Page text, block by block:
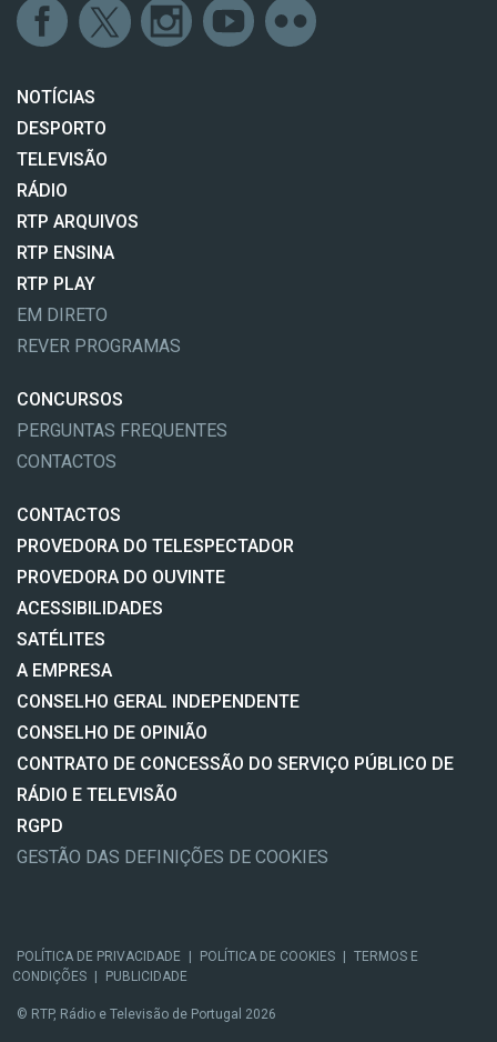
NOTÍCIAS
DESPORTO
TELEVISÃO
RÁDIO
RTP ARQUIVOS
RTP ENSINA
RTP PLAY
EM DIRETO
REVER PROGRAMAS
CONCURSOS
PERGUNTAS FREQUENTES
CONTACTOS
CONTACTOS
PROVEDORA DO TELESPECTADOR
PROVEDORA DO OUVINTE
ACESSIBILIDADES
SATÉLITES
A EMPRESA
CONSELHO GERAL INDEPENDENTE
CONSELHO DE OPINIÃO
CONTRATO DE CONCESSÃO DO SERVIÇO PÚBLICO DE
RÁDIO E TELEVISÃO
RGPD
GESTÃO DAS DEFINIÇÕES DE COOKIES
POLÍTICA DE PRIVACIDADE POLÍTICA DE COOKIES
TERMOS E
CONDIÇÕES
PUBLICIDADE
© RTP, Rádio e Televisão de Portugal 2026